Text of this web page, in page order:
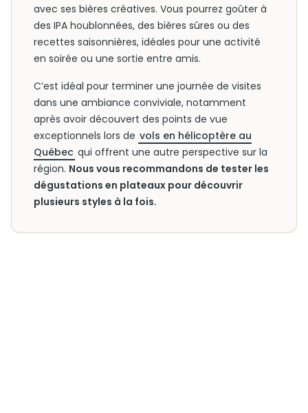
avec ses bières créatives. Vous pourrez goûter à
des IPA houblonnées, des bières sûres ou des
recettes saisonnières, idéales pour une activité
en soirée ou une sortie entre amis.
C’est idéal pour terminer une journée de visites
dans une ambiance conviviale, notamment
après avoir découvert des points de vue
exceptionnels lors de vols en hélicoptère au
Québec qui offrent une autre perspective sur la
région. Nous vous recommandons de tester les
dégustations en plateaux pour découvrir
plusieurs styles à la fois.